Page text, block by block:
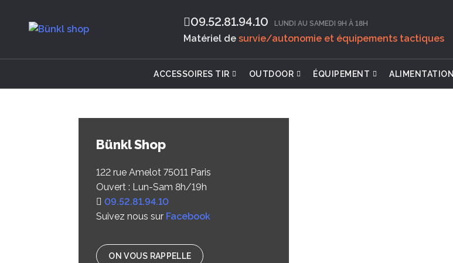
09.52.81.94.10‬ LUNDI AU SAMEDI 9H À 18H
Matériel de survie/autonomie et équipements tactiques
ACCESSOIRES TIR OUTDOOR ÉQUIPEMENT ALIMENTATION
Bünkl Shop
122 rue Amelot 75011 Paris
Ouvert : Lun-Sam 8h/19h
‭09.52.81.94.10‬
Suivez nous sur Facebook
ON VOUS RAPPELLE